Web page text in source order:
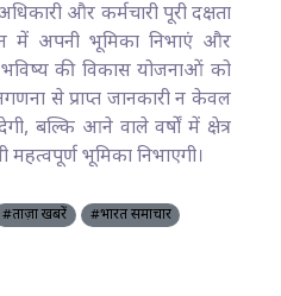
और कर्मचारी पूरी दक्षता
में अपनी भूमिका निभाएं और
की विकास योजनाओं को
से प्राप्त जानकारी न केवल
बल्कि आने वाले वर्षों में क्षेत्र
भूमिका निभाएगी।
#ताज़ा खबरें
#भारत समाचार